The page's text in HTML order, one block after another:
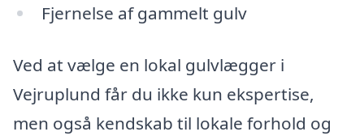
Fjernelse af gammelt gulv
Ved at vælge en lokal gulvlægger i
Vejruplund får du ikke kun ekspertise,
men også kendskab til lokale forhold og